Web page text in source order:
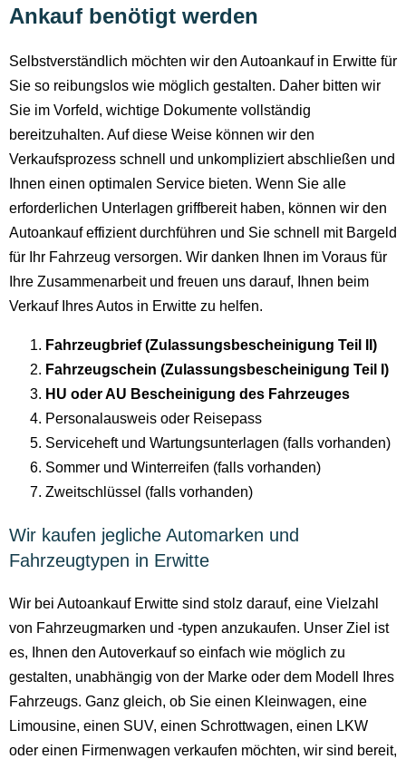
Ankauf benötigt werden
Selbstverständlich möchten wir den Autoankauf in Erwitte für
Sie so reibungslos wie möglich gestalten. Daher bitten wir
Sie im Vorfeld, wichtige Dokumente vollständig
bereitzuhalten. Auf diese Weise können wir den
Verkaufsprozess schnell und unkompliziert abschließen und
Ihnen einen optimalen Service bieten. Wenn Sie alle
erforderlichen Unterlagen griffbereit haben, können wir den
Autoankauf effizient durchführen und Sie schnell mit Bargeld
für Ihr Fahrzeug versorgen. Wir danken Ihnen im Voraus für
Ihre Zusammenarbeit und freuen uns darauf, Ihnen beim
Verkauf Ihres Autos in Erwitte zu helfen.
Fahrzeugbrief (Zulassungsbescheinigung Teil II)
Fahrzeugschein (Zulassungsbescheinigung Teil I)
HU oder AU Bescheinigung des Fahrzeuges
Personalausweis oder Reisepass
Serviceheft und Wartungsunterlagen (falls vorhanden)
Sommer und Winterreifen (falls vorhanden)
Zweitschlüssel (falls vorhanden)
Wir kaufen jegliche Automarken und
Fahrzeugtypen in Erwitte
Wir bei Autoankauf Erwitte sind stolz darauf, eine Vielzahl
von Fahrzeugmarken und -typen anzukaufen. Unser Ziel ist
es, Ihnen den Autoverkauf so einfach wie möglich zu
gestalten, unabhängig von der Marke oder dem Modell Ihres
Fahrzeugs. Ganz gleich, ob Sie einen Kleinwagen, eine
Limousine, einen SUV, einen Schrottwagen, einen LKW
oder einen Firmenwagen verkaufen möchten, wir sind bereit,